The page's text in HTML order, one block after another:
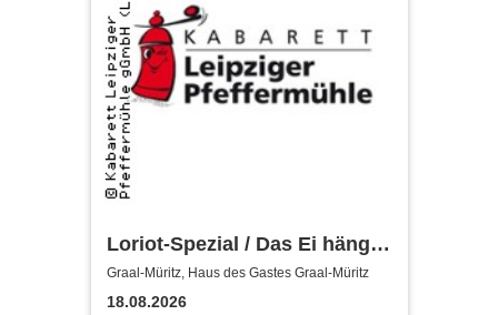
Loriot-Spezial / Das Ei hängt
schief! - Kabarett Leipziger
Pfeffermühle
Graal-Müritz, Haus des Gastes Graal-Müritz
18.08.2026